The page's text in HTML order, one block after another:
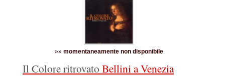
»» momentaneamente non disponibile
Il Colore ritrovato Bellini a Venezia